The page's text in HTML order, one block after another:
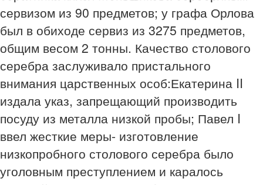
сервизом из 90 предметов; у графа Орлова
был в обиходе сервиз из 3275 предметов,
общим весом 2 тонны. Качество столового
серебра заслуживало пристального
внимания царственных особ:Екатерина II
издала указ, запрещающий производить
посуду из металла низкой пробы; Павел I
ввел жесткие меры- изготовление
низкопробного столового серебра было
уголовным преступлением и каралось